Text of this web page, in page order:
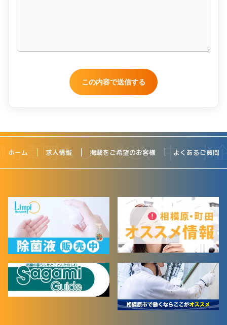
ホーム 求人情報 掲載をご希望のお客様 よくあるご質問